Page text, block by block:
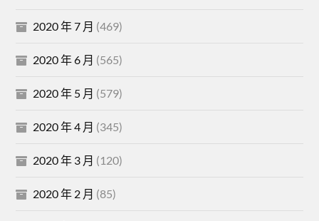
2020 年 7 月 (469)
2020 年 6 月 (565)
2020 年 5 月 (579)
2020 年 4 月 (345)
2020 年 3 月 (120)
2020 年 2 月 (85)